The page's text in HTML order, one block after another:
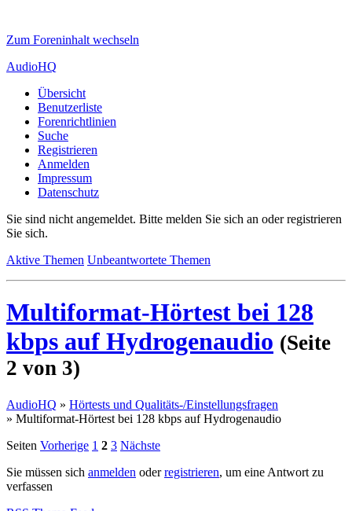
Zum Foreninhalt wechseln
AudioHQ
Übersicht
Benutzerliste
Forenrichtlinien
Suche
Registrieren
Anmelden
Impressum
Datenschutz
Sie sind nicht angemeldet. Bitte melden Sie sich an oder registrieren
Sie sich.
Aktive Themen Unbeantwortete Themen
Multiformat-Hörtest bei 128
kbps auf Hydrogenaudio (Seite
2 von 3)
AudioHQ » Hörtests und Qualitäts-/Einstellungsfragen
» Multiformat-Hörtest bei 128 kbps auf Hydrogenaudio
Seiten Vorherige 1 2 3 Nächste
Sie müssen sich anmelden oderregistrieren, um eine Antwort zu
verfassen